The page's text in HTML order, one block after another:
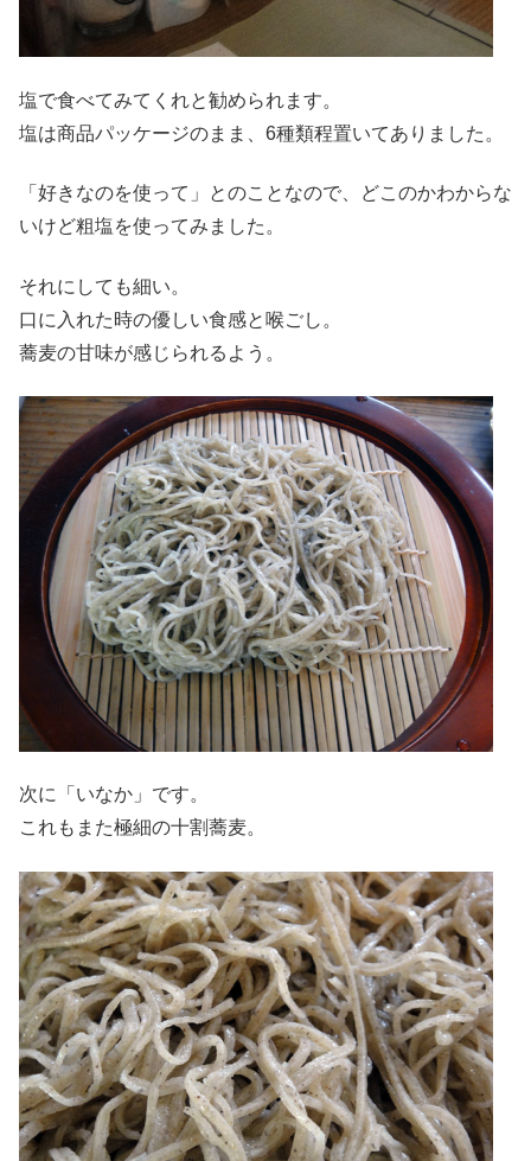
塩で食べてみてくれと勧められます。
塩は商品パッケージのまま、6種類程置いてありました。
「好きなのを使って」とのことなので、どこのかわからな
いけど粗塩を使ってみました。
それにしても細い。
口に入れた時の優しい食感と喉ごし。
蕎麦の甘味が感じられるよう。
次に「いなか」です。
これもまた極細の十割蕎麦。